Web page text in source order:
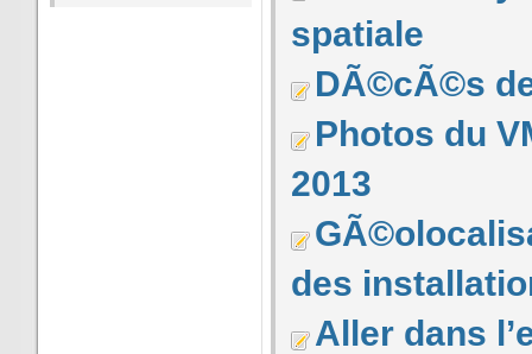
spatiale
DÃ©cÃ©s
Photos du
2013
des
Aller dans